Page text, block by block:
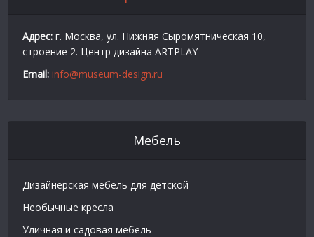
Адрес: г. Москва, ул. Нижняя Сыромятническая 10,
строение 2. Центр дизайна ARTPLAY
Email: info@museum-design.ru
Мебель
Дизайнерская мебель для детской
Необычные кресла
Уличная и садовая мебель